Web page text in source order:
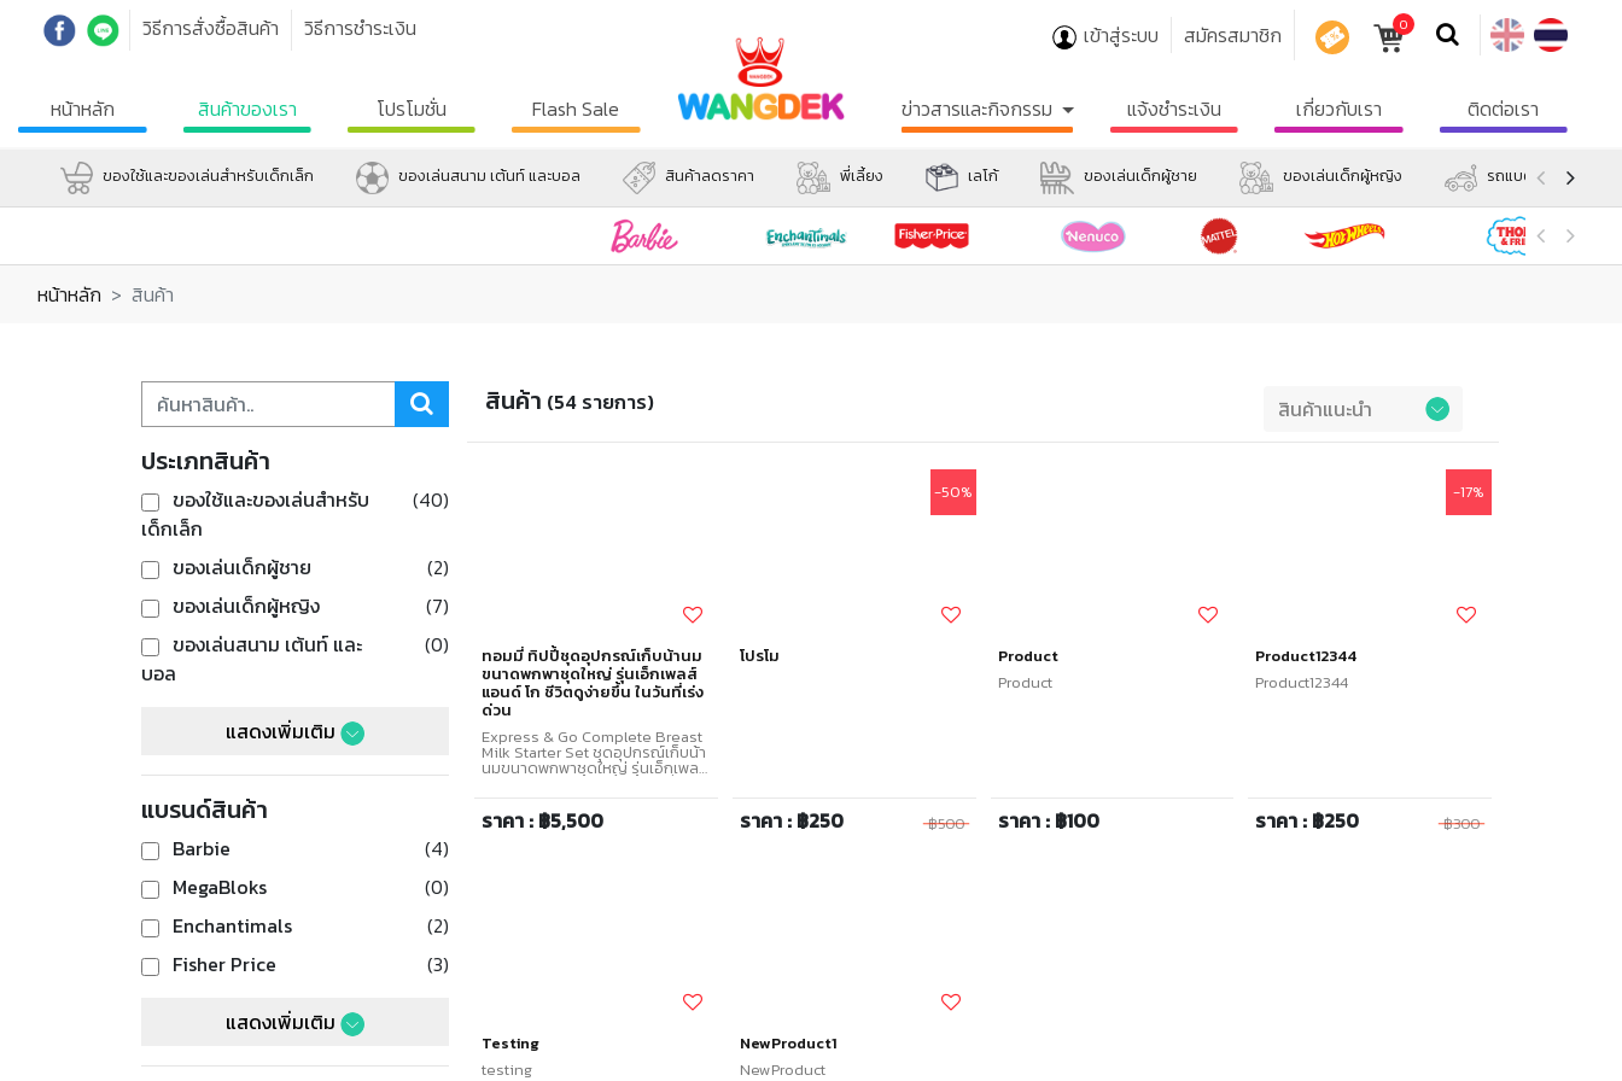
วิธีการสั่งซื้อสินค้า วิธีการชำระเงิน เข้าสู่ระบบ สมัครสมาชิก 0
หน้าหลัก สินค้าของเรา โปรโมชั่น Flash Sale ข่าวสารและกิจกรรม แจ้งชำระเงิน เกี่ยวกับเรา ติดต่อเรา
ของใช้และของเล่นสำหรับเด็กเล็ก ของเล่นสนาม เต้นท์ และบอล สินค้าลดราคา พี่เลี้ยง เลโก้ ของเล่นเด็กผู้ชาย ของเล่นเด็กผู้หญิง รถแบตเตอรี่ และรถ
หน้าหลัก สินค้า
ประเภทสินค้า
ของใช้และของเล่นสำหรับ
เด็กเล็ก
(40)
ของเล่นเด็กผู้ชาย
(2)
ของเล่นเด็กผู้หญิง
(7)
ของเล่นสนาม เต้นท์ และ
บอล
(0)
แสดงเพิ่มเติม
แบรนด์สินค้า
Barbie
(4)
MegaBloks
(0)
Enchantimals
(2)
Fisher Price
(3)
แสดงเพิ่มเติม
สินค้า (54 รายการ) Preference
ทอมมี่ ทิปปี้ชุดอุปกรณ์เก็บน้านม
ขนาดพกพาชุดใหญ่ รุ่นเอ็กเพลส์
แอนด์ โก ชีวิตดูง่ายขึ้น ในวันที่เร่ง
ด่วน
Express & Go Complete Breast
Milk Starter Set ชุดอุปกรณ์เก็บน้า
นมขนาดพกพาชุดใหญ่ รุ่นเอ็กเพลส์
แอนด์ โก ชีวิตดูง่ายขึ้น ในวันที่เร่ง
ตั้งแต่ปั๊มนม เก็บ อุ่น และใช้แทนขวด
นม ไม่จาเป็นต้องถ่ายนมใส่ขวดนม
ที่รองถุงเก็บน้านมใช้แทนขวดนม 2
อัน (มาพร้อมกับจุกนมแรกเกิด และ
ถุงเก็บน้านม) * จุกนมสาหรับเด็ก 0
- 3 เดือน 2 อัน * ถุงเก็บน้ำนม
สามารถนำมาใช้งานได้ทันที เพราะ
ราคา : ฿5,500
-50%
โปรโม
ราคา : ฿250 ฿500
Product
Product
ราคา : ฿100
-17%
Product12344
Product12344
ราคา : ฿250 ฿300
Testing
testing
NewProduct1
NewProduct